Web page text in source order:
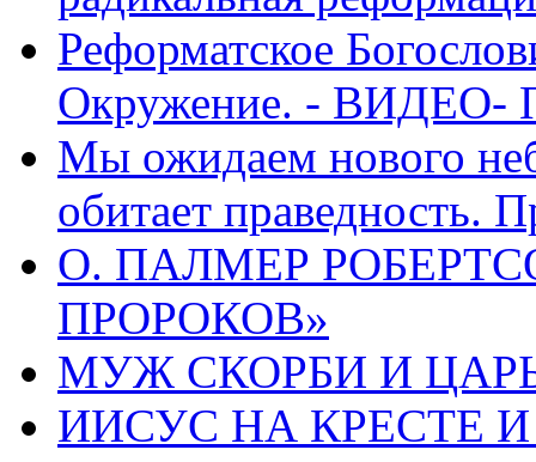
Реформатское
Окружение. - ВИДЕО-
Мы ожидаем нового
обитает праведность.
О. ПАЛМЕР
ПРОРОКОВ»
МУЖ СКОРБИ И ЦАРЬ
ИИСУС НА КРЕСТЕ